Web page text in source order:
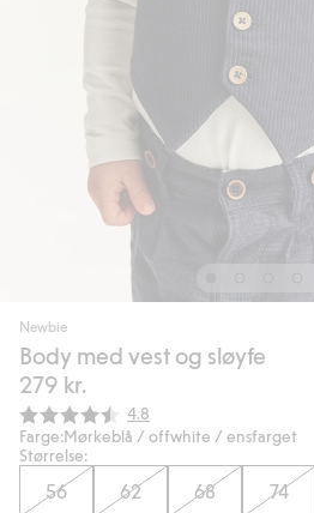
Newbie
Body med vest og sløyfe
279 kr.
Gjennomsnittskarakter:
4.8
Farge:Mørkeblå / offwhite / ensfarget
Størrelse:
56 62 68 74